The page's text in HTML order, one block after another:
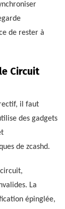
de rester à
Circuit
il faut
des gadgets
de zcashd.
La
épinglée,